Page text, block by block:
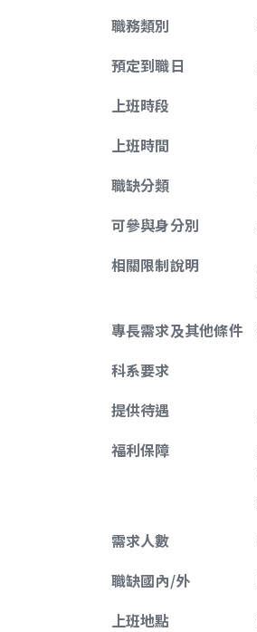
職務類別
預定到職日
上班時段
上班時間
職缺分類
可參與身分別
相關限制說明
專長需求及其他條件
科系要求
提供待遇
福利保障
需求人數
職缺國內/外
上班地點